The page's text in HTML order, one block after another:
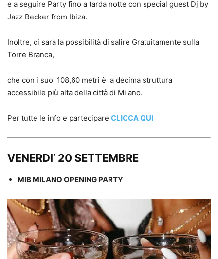
e a seguire Party fino a tarda notte con special guest Dj by
Jazz Becker from Ibiza.
Inoltre, ci sarà la possibilità di salire Gratuitamente sulla
Torre Branca,
che con i suoi 108,60 metri è la decima struttura
accessibile più alta della città di Milano.
Per tutte le info e partecipare CLICCA QUI
VENERDI’ 20 SETTEMBRE
MIB MILANO OPENING PARTY